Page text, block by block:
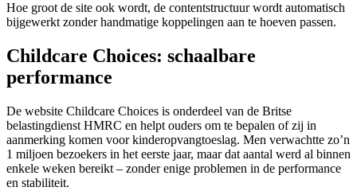
Hoe groot de site ook wordt, de contentstructuur wordt automatisch
bijgewerkt zonder handmatige koppelingen aan te hoeven passen.
Childcare Choices: schaalbare
performance
De website Childcare Choices is onderdeel van de Britse
belastingdienst HMRC en helpt ouders om te bepalen of zij in
aanmerking komen voor kinderopvangtoeslag. Men verwachtte zo’n
1 miljoen bezoekers in het eerste jaar, maar dat aantal werd al binnen
enkele weken bereikt – zonder enige problemen in de performance
en stabiliteit.